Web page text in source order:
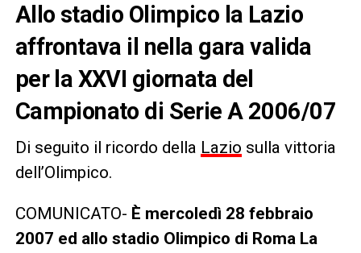
Allo stadio Olimpico la Lazio
affrontava il nella gara valida
per la XXVI giornata del
Campionato di Serie A 2006/07
Di seguito il ricordo della Lazio sulla vittoria
dell’Olimpico.
COMUNICATO- È mercoledì 28 febbraio
2007 ed allo stadio Olimpico di Roma La